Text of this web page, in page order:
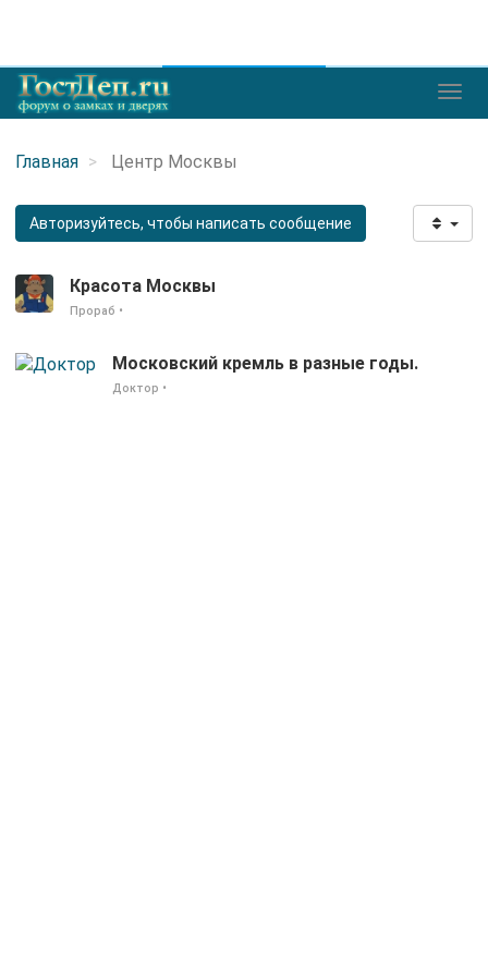
Главная Центр Москвы
Авторизуйтесь, чтобы написать сообщение
Красота Москвы
Прораб •
Московский кремль в разные годы.
Доктор •